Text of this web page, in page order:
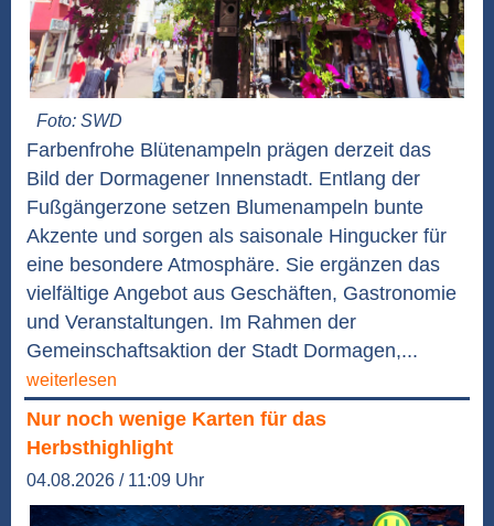
Foto: SWD
Farbenfrohe Blütenampeln prägen derzeit das
Bild der Dormagener Innenstadt. Entlang der
Fußgängerzone setzen Blumenampeln bunte
Akzente und sorgen als saisonale Hingucker für
eine besondere Atmosphäre. Sie ergänzen das
vielfältige Angebot aus Geschäften, Gastronomie
und Veranstaltungen. Im Rahmen der
Gemeinschaftsaktion der Stadt Dormagen,...
weiterlesen
Nur noch wenige Karten für das
Herbsthighlight
04.08.2026 / 11:09 Uhr